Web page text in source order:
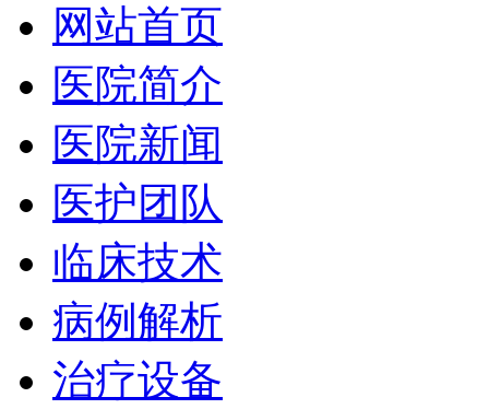
网站首页
医院简介
医院新闻
医护团队
临床技术
病例解析
治疗设备